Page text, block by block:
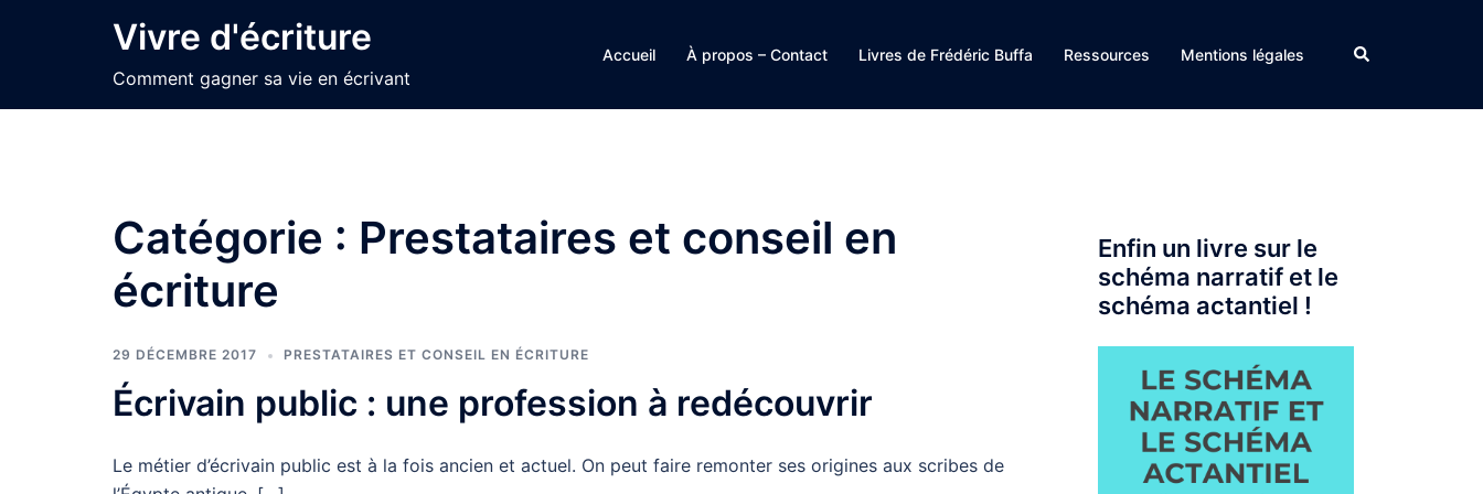
Vivre d'écriture
Comment gagner sa vie en écrivant
Accueil À propos – Contact Livres de Frédéric Buffa Ressources Mentions légales Rechercher
Catégorie : Prestataires et conseil en
écriture
29 DÉCEMBRE 2017 PRESTATAIRES ET CONSEIL EN ÉCRITURE
Écrivain public : une profession à redécouvrir
Le métier d’écrivain public est à la fois ancien et actuel. On peut faire remonter ses origines aux scribes de
Enfin un livre sur le
schéma narratif et le
schéma actantiel !